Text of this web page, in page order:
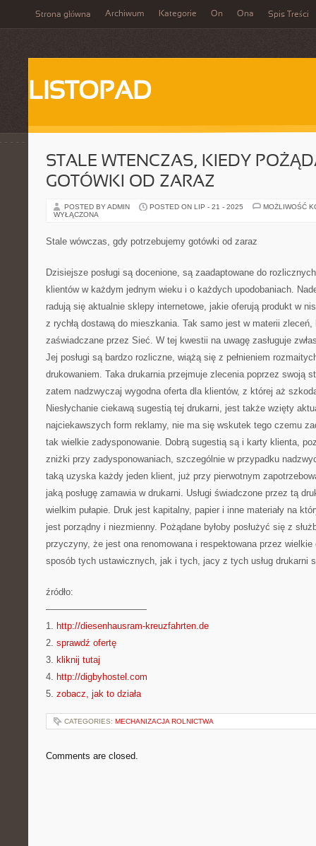
Strona główna Archiwum Kategorie On Ona Spis Treści
LISTOPAD
STALE WTENCZAS, KIEDY
GOTÓWKI OD ZARAZ
POSTED BY ADMIN POSTED ON LIP - 21 - 2025
MOŻLIWOŚĆ
WYŁĄCZONA
Stale wówczas, gdy potrzebujemy gotówki od zaraz
Dzisiejsze posługi są docenione, są zaadaptowane do
klientów w każdym jednym wieku i o każdych upodobaniach.
radują się aktualnie sklepy internetowe, jakie oferują produkt w
z rychłą dostawą do mieszkania. Tak samo jest w materii zleceń,
zaświadczane przez Sieć. W tej kwestii na uwagę zasługuje
Jej posługi są bardzo rozliczne, wiążą się z pełnieniem
drukowaniem. Taka drukarnia przejmuje zlecenia poprzez swoją
zatem nadzwyczaj wygodna oferta dla klientów, z której aż
Niesłychanie ciekawą sugestią tej drukarni, jest także wzięty
najciekawszych form reklamy, nie ma się wskutek tego czemu
tak wielkie zadysponowanie. Dobrą sugestią są i karty klienta,
zniżki przy zadysponowaniach, szczególnie w przypadku
taką uzyska każdy jeden klient, już przy pierwotnym
jaką posługę zamawia w drukarni. Usługi świadczone przez tą
wielkim pułapie. Druk jest kapitalny, papier i inne materiały na
jest porządny i niezmienny. Pożądane byłoby posłużyć się z
przyczyny, że jest ona renomowana i respektowana przez wielkie
sposób tych ustawicznych, jak i tych, jacy z tych usług drukarni
źródło:
———————————
1. http://diesenhausram-kreuzfahrten.de
2. sprawdź ofertę
3. kliknij tutaj
4. http://digbyhostel.com
5. zobacz, jak to działa
CATEGORIES: MECHANIZACJA ROLNICTWA
Comments are closed.